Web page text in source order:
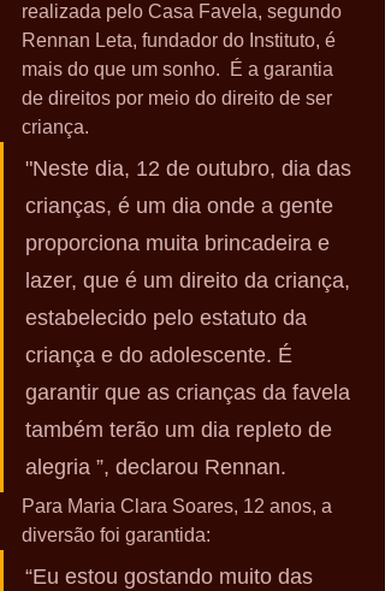
realizada pelo Casa Favela, segundo
Rennan Leta, fundador do Instituto, é
mais do que um sonho.  É a garantia
de direitos por meio do direito de ser
criança.
"Neste dia, 12 de outubro, dia das
crianças, é um dia onde a gente
proporciona muita brincadeira e
lazer, que é um direito da criança,
estabelecido pelo estatuto da
criança e do adolescente. É
garantir que as crianças da favela
também terão um dia repleto de
alegria ”, declarou Rennan.
Para Maria Clara Soares, 12 anos, a
diversão foi garantida:
“Eu estou gostando muito das